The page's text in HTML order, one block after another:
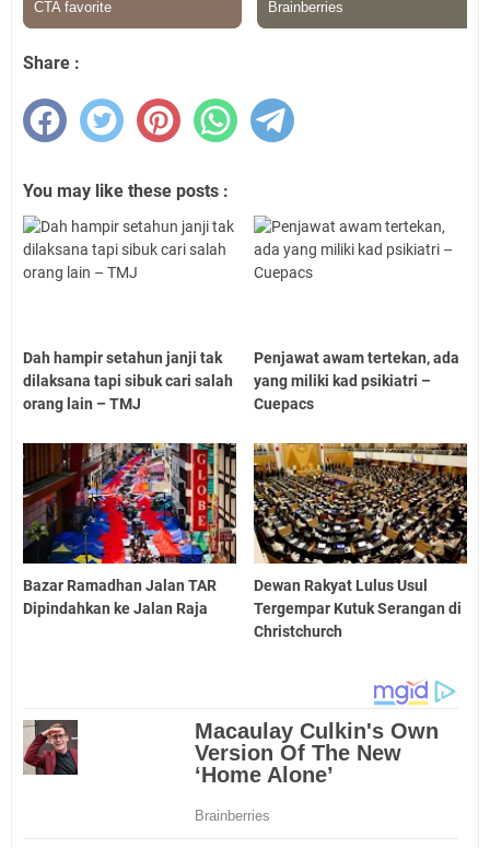
Share :
You may like these posts :
Dah hampir setahun janji tak
dilaksana tapi sibuk cari salah
orang lain – TMJ
Penjawat awam tertekan, ada
yang miliki kad psikiatri –
Cuepacs
Bazar Ramadhan Jalan TAR
Dipindahkan ke Jalan Raja
Dewan Rakyat Lulus Usul
Tergempar Kutuk Serangan di
Christchurch